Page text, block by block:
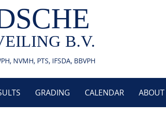
B.V.
NVMH, PTS, IFSDA, BBVPH
GRADING CALENDAR ABOUT